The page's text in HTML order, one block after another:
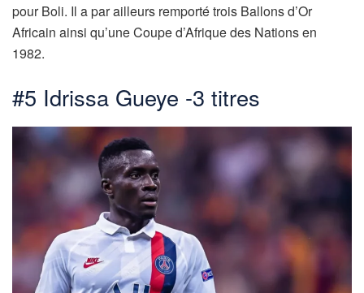
pour Boli. Il a par ailleurs remporté trois Ballons d’Or
Africain ainsi qu’une Coupe d’Afrique des Nations en
1982.
#5 Idrissa Gueye -3 titres